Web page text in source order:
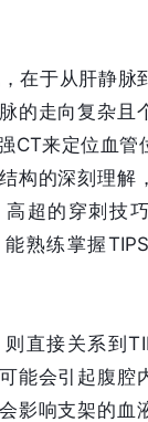
在于从肝静脉
的走向复杂且
CT来定位血管
构的深刻理解
超的穿刺技
熟练掌握
直接关系到
能会引起腹腔
影响支架的血